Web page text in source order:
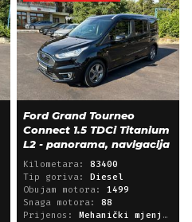
Ford Grand Tourneo
Connect 1.5 TDCi Titanium
L2 - panorama, navigacija
Kilometara: 83400
Tip goriva:
Diesel
Obujam motora: 1499
Snaga motora: 88
Prijenos:
Mehanički mjenjač